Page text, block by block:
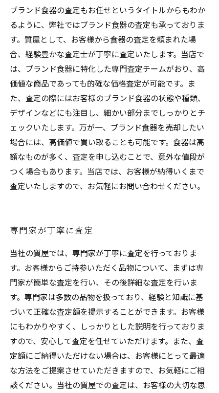
ブランド食器の査定もお任せというタイトルからもわか
るように、弊社ではブランド食器の査定も承っておりま
す。質屋として、お客様から食器の査定を頼まれた場
合、経験豊かな査定士が丁寧に査定いたします。当店で
は、ブランド食器に特化した専門査定チームがおり、高
価値な商品であっても的確な価格査定が可能です。ま
た、査定の際にはお客様のブランド食器の状態や種類、
デザインなどにも注目し、細かい部分までしっかりとチ
ェックいたします。万が一、ブランド食器を売却したい
場合には、高価値で買い取ることも可能です。食器は高
額なものが多く、査定を申し込むことで、意外な値段が
つく場合もあります。当店では、お客様が納得いくまで
査定いたしますので、お気軽にお問い合わせください。
専門家が丁寧に査定
当社の質屋では、専門家が丁寧に査定を行っておりま
す。お客様からご持参いただく品物について、まずは専
門家が簡単な査定を行い、その後詳細な査定を行いま
す。専門家は多数の品物を扱っており、経験と知識に基
づいて正確な査定額を提示することができます。お客様
にもわかりやすく、しっかりとした説明を行っておりま
すので、安心して査定を任せていただけます。また、査
定額にご納得いただけない場合は、お客様にとって最適
な方法をご提案させていただきますので、お気軽にご相
談ください。当社の質屋での査定は、お客様の大切な思